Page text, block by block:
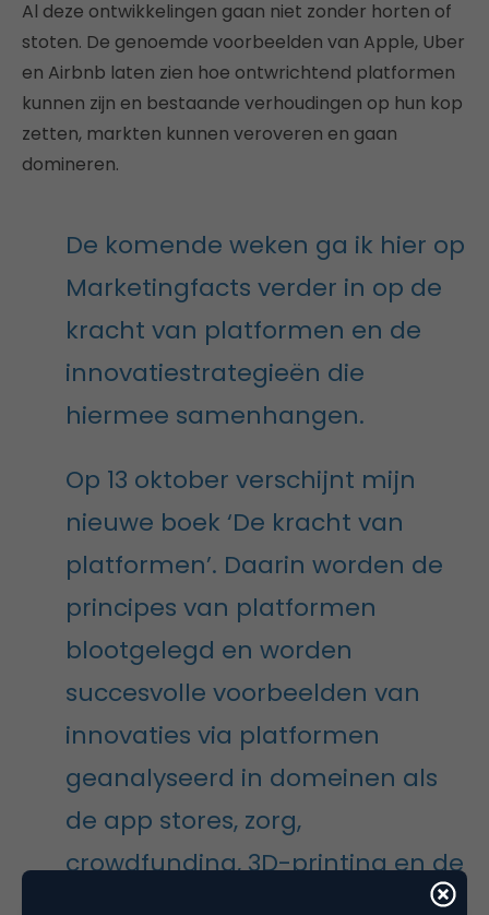
Al deze ontwikkelingen gaan niet zonder horten of
stoten. De genoemde voorbeelden van Apple, Uber
en Airbnb laten zien hoe ontwrichtend platformen
kunnen zijn en bestaande verhoudingen op hun kop
zetten, markten kunnen veroveren en gaan
domineren.
De komende weken ga ik hier op
Marketingfacts verder in op de
kracht van platformen en de
innovatiestrategieën die
hiermee samenhangen.
Op 13 oktober verschijnt mijn
nieuwe boek ‘De kracht van
platformen’. Daarin worden de
principes van platformen
blootgelegd en worden
succesvolle voorbeelden van
innovaties via platformen
geanalyseerd in domeinen als
de app stores, zorg,
crowdfunding, 3D-printing en de
landbouw. Meer informatie over